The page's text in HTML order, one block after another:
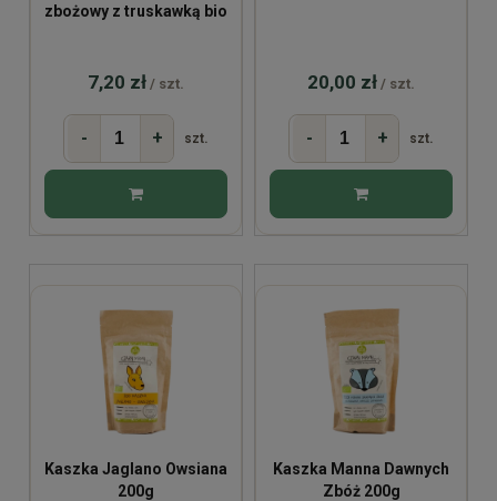
zbożowy z truskawką bio
7,20 zł / szt.
- + szt.
20,00 zł / szt.
- + szt.
Kaszka Jaglano Owsiana
200g
Kaszka Manna Dawnych
Zbóż 200g